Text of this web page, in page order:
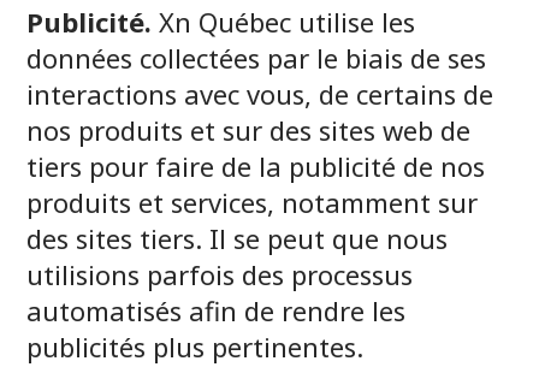
Publicité.Xn Québec utilise les
données collectées par le biais de ses
interactions avec vous, de certains de
nos produits et sur des sites web de
tiers pour faire de la publicité de nos
produits et services, notamment sur
des sites tiers. Il se peut que nous
utilisions parfois des processus
automatisés afin de rendre les
publicités plus pertinentes.